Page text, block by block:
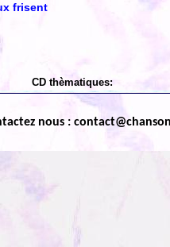
frisent
CD thèmatiques:
nous :